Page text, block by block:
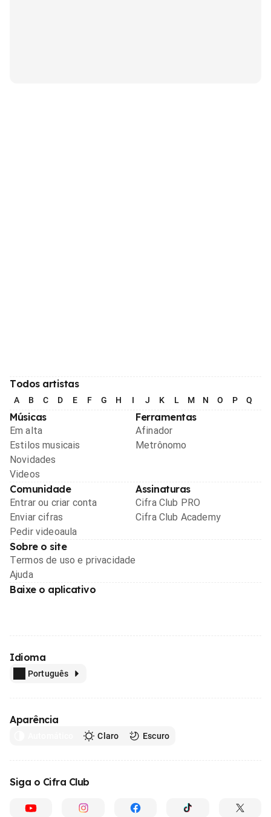
Todos artistas
A B C D E F G H I J K L M N O P Q
Músicas
Em alta
Estilos musicais
Novidades
Videos
Ferramentas
Afinador
Metrônomo
Comunidade
Entrar ou criar conta
Enviar cifras
Pedir videoaula
Assinaturas
Cifra Club PRO
Cifra Club Academy
Sobre o site
Termos de uso e privacidade
Ajuda
Baixe o aplicativo
Idioma
Português
Aparência
Claro Escuro
Siga o Cifra Club